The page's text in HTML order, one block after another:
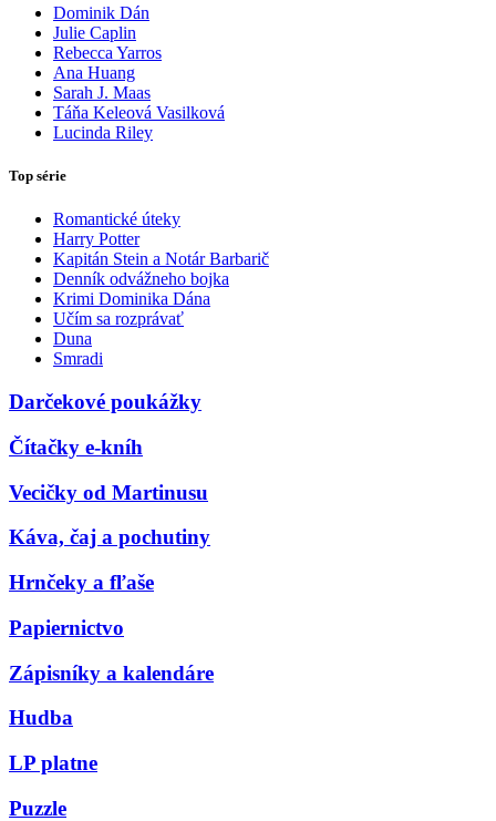
Dominik Dán
Julie Caplin
Rebecca Yarros
Ana Huang
Sarah J. Maas
Táňa Keleová Vasilková
Lucinda Riley
Top série
Romantické úteky
Harry Potter
Kapitán Stein a Notár Barbarič
Denník odvážneho bojka
Krimi Dominika Dána
Učím sa rozprávať
Duna
Smradi
Darčekové poukážky
Čítačky e-kníh
Vecičky od Martinusu
Káva, čaj a pochutiny
Hrnčeky a fľaše
Papiernictvo
Zápisníky a kalendáre
Hudba
LP platne
Puzzle